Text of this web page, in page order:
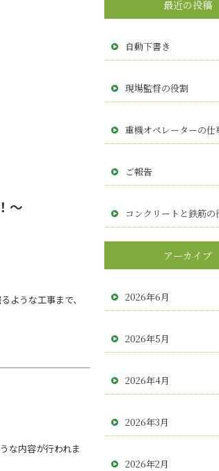
～
ような工事まで、
な内容が行われま
最近の投稿
自動下書き
現場監督の役割
重機オペレーターの仕
ご報告
コンクリートと鉄筋の
アーカイブ
2026年6月
2026年5月
2026年4月
2026年3月
2026年2月